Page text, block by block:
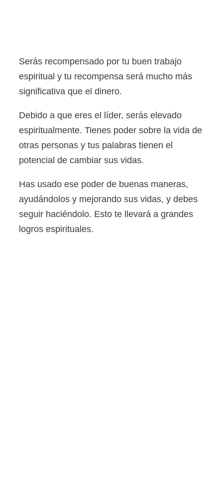
Serás recompensado por tu buen trabajo
espiritual y tu recompensa será mucho más
significativa que el dinero.
Debido a que eres el líder, serás elevado
espiritualmente. Tienes poder sobre la vida de
otras personas y tus palabras tienen el
potencial de cambiar sus vidas.
Has usado ese poder de buenas maneras,
ayudándolos y mejorando sus vidas, y debes
seguir haciéndolo. Esto te llevará a grandes
logros espirituales.